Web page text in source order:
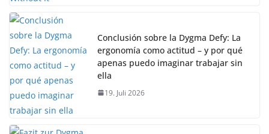
Conclusión sobre la Dygma Defy: La
ergonomía como actitud – y por qué
apenas puedo imaginar trabajar sin
ella
19. Juli 2026